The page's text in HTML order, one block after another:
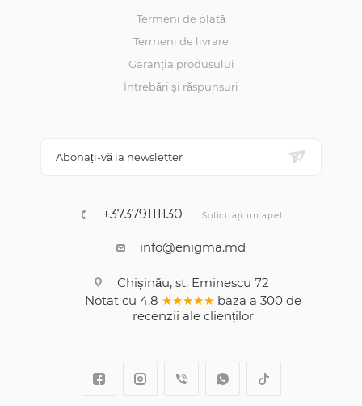
Termeni de plată
Termeni de livrare
Garanția produsului
Întrebări și răspunsuri
Abonați-vă la newsletter
+37379111130 Solicitați un apel
info@enigma.md
Chișinău, st. Eminescu 72
Notat cu 4.8 ★★★★★ baza a 300 de
recenzii ale clienților